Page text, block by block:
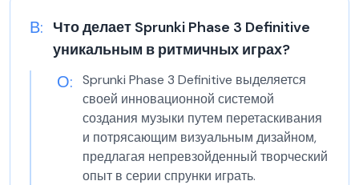
В: Что делает Sprunki Phase 3 Definitive
уникальным в ритмичных играх?
О:
Sprunki Phase 3 Definitive выделяется
своей инновационной системой
создания музыки путем перетаскивания
и потрясающим визуальным дизайном,
предлагая непревзойденный творческий
опыт в серии спрунки играть.